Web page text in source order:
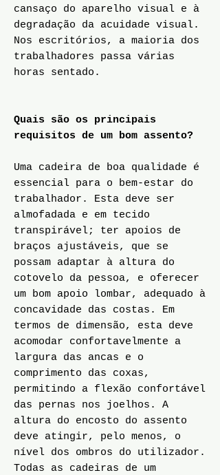
cansaço do aparelho visual e à
degradação da acuidade visual.
Nos escritórios, a maioria dos
trabalhadores passa várias
horas sentado.
Quais são os principais
requisitos de um bom assento?
Uma cadeira de boa qualidade é
essencial para o bem-estar do
trabalhador. Esta deve ser
almofadada e em tecido
transpirável; ter apoios de
braços ajustáveis, que se
possam adaptar à altura do
cotovelo da pessoa, e oferecer
um bom apoio lombar, adequado à
concavidade das costas. Em
termos de dimensão, esta deve
acomodar confortavelmente a
largura das ancas e o
comprimento das coxas,
permitindo a flexão confortável
das pernas nos joelhos. A
altura do encosto do assento
deve atingir, pelo menos, o
nível dos ombros do utilizador.
Todas as cadeiras de um